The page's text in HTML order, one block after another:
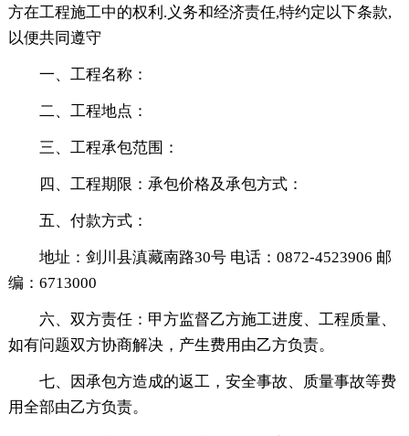
方在工程施工中的权利.义务和经济责任,特约定以下条款,
以便共同遵守
一、工程名称：
二、工程地点：
三、工程承包范围：
四、工程期限：承包价格及承包方式：
五、付款方式：
地址：剑川县滇藏南路30号 电话：0872-4523906 邮
编：6713000
六、双方责任：甲方监督乙方施工进度、工程质量、
如有问题双方协商解决，产生费用由乙方负责。
七、因承包方造成的返工，安全事故、质量事故等费
用全部由乙方负责。